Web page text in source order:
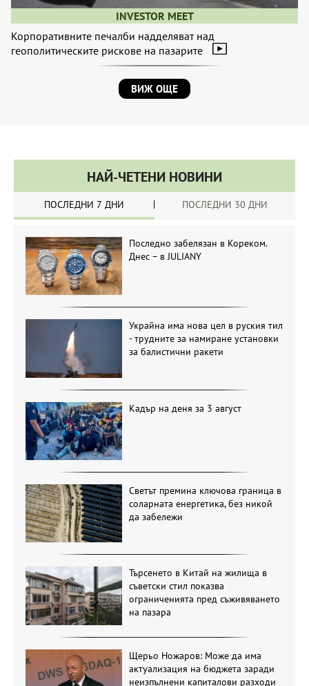
INVESTOR MEET
Корпоративните печалби надделяват над
геополитическите рискове на пазарите
ВИЖ ОЩЕ
НАЙ-ЧЕТЕНИ НОВИНИ
ПОСЛЕДНИ 7 ДНИ ПОСЛЕДНИ 30 ДНИ
Последно забелязан в Кореком.
Днес – в JULIANY
Украйна има нова цел в руския тил
- трудните за намиране установки
за балистични ракети
Кадър на деня за 3 август
Светът премина ключова граница в
соларната енергетика, без никой
да забележи
Търсенето в Китай на жилища в
съветски стил показва
ограниченията пред съживяването
на пазара
Щерьо Ножаров: Може да има
актуализация на бюджета заради
неизпълнени капиталови разходи